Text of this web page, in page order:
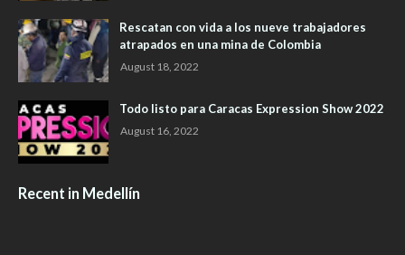
Rescatan con vida a los nueve trabajadores
atrapados en una mina de Colombia
August 18, 2022
Todo listo para Caracas Expression Show 2022
August 16, 2022
Recent in Medellín